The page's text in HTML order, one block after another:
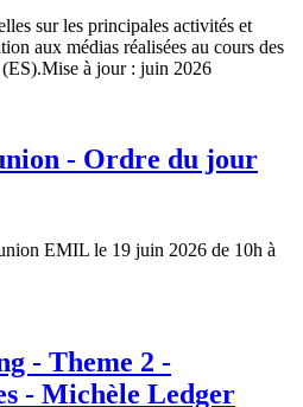
sur les principales activités et
aux médias réalisées au cours des
à jour : juin 2026
- Ordre du jour
EMIL le 19 juin 2026 de 10h à
- Theme 2 -
- Michèle Ledger